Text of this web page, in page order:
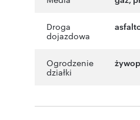
Droga
dojazdowa
Ogrodzenie
działki